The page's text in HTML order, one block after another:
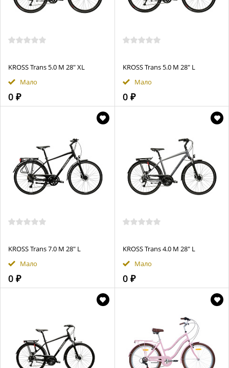
KROSS Trans 5.0 М 28" XL
Мало
0 ₽
KROSS Trans 5.0 М 28" L
Мало
0 ₽
KROSS Trans 7.0 M 28" L
Мало
0 ₽
KROSS Trans 4.0 М 28" L
Мало
0 ₽